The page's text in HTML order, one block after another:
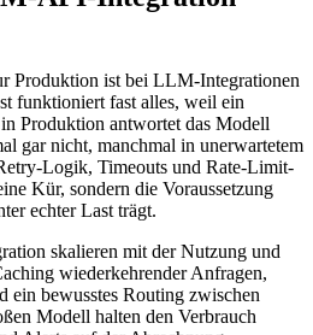
Produktion ist bei LLM-Integrationen
funktioniert fast alles, weil ein
Produktion antwortet das Modell
gar nicht, manchmal in unerwartetem
Logik, Timeouts und Rate-Limit-
Kür, sondern die Voraussetzung
echter Last trägt.
skalieren mit der Nutzung und
wiederkehrender Anfragen,
ein bewusstes Routing zwischen
Modell halten den Verbrauch